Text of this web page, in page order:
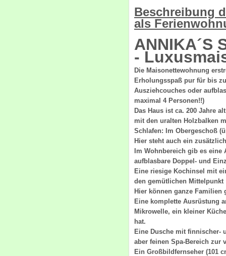
Beschreibung
als
ANNIKA´S
-
Die Maisonettewohnung
Erholungsspaß pur für bis
Ausziehcouches oder
maximal 4 Personen!!)
Das Haus ist ca. 200 Jahre
mit den uralten Holzbalken
Schlafen: Im Obergeschoß
Hier steht auch ein
Im Wohnbereich gib es
aufblasbare Doppel- und
Eine riesige Kochinsel mit
den gemütlichen
Hier können ganze
Eine komplette Ausrüstung
Mikrowelle, ein kleiner
hat.
Eine Dusche mit finnischer-
aber feinen Spa-Bereich zur
Ein Großbildfernseher (101